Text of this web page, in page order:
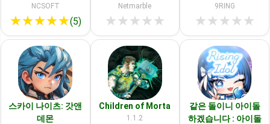
NCSOFT
★★★★★(5)
Netmarble
★★★★★
9RING
★★★★★
스카이 나이츠: 갓앤
데몬
Children of Morta
1.1.2
같은 돌이니 아이돌
하겠습니다 : 아이돌